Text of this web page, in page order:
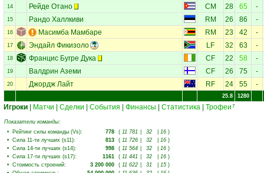
14 Рейде Отано CM 28 65 -
15 Рандо Халлкиви RM 26 86 -
16 Масимба Мамбаре RM 23 42 -
17 Эндайл Фикизоло LF 32 63 -
18 Францис Бугре Дука CF 22 58 -
19 Валдрин Аземи CF 26 75 -
20 Джордж Лайт RF 24 55 -
25.8 1280
Игроки Матчи Сделки События Финансы Статистика Трофеи 7
Показатели команды:
• Рейтинг силы команды (Vs): 778 ( 11 781 32 16 )
• Сила 11-ти лучших (s11): 813 ( 11 726 32 16 )
• Сила 14-ти лучших (s14): 998 ( 11 564 32 16 )
• Сила 17-ти лучших (s17): 1161 ( 11 441 32 16 )
• Стоимость строений: 3 200 000 ( 11 622 31 15 )